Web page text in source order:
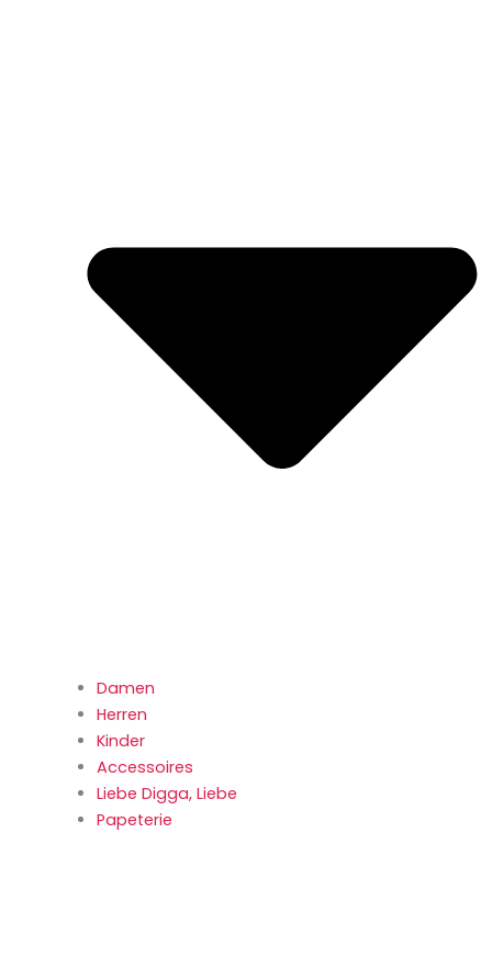
Damen
Herren
Kinder
Accessoires
Liebe Digga, Liebe
Papeterie